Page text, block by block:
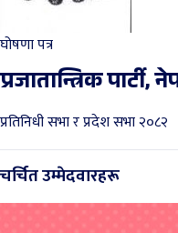
घोषणा पत्र
प्रजातान्त्रिक
प्रतिनिधी सभा र प्रदेश सभा २०८२
चर्चित उम्मेदवारहरू